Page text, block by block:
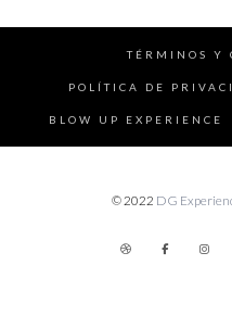
TÉRMINOS Y
POLÍTICA DE
BLOW UP EXPERIENCE
© 2022 DG